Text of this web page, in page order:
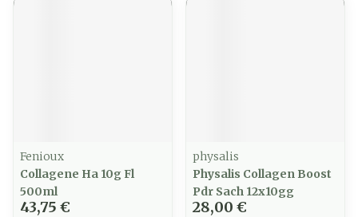
Fenioux
Collagene Ha 10g Fl
500ml
43,75 €
physalis
Physalis Collagen Boost
Pdr Sach 12x10gg
28,00 €